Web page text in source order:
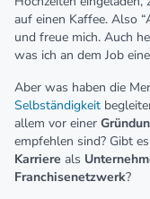
auf einen Kaffee. Also
und freue mich. Auch
was ich an dem Job
Aber was haben die
Selbständigkeit
allem vor einer
empfehlen sind? Gibt es
Karriere als
Franchisenetzwerk?